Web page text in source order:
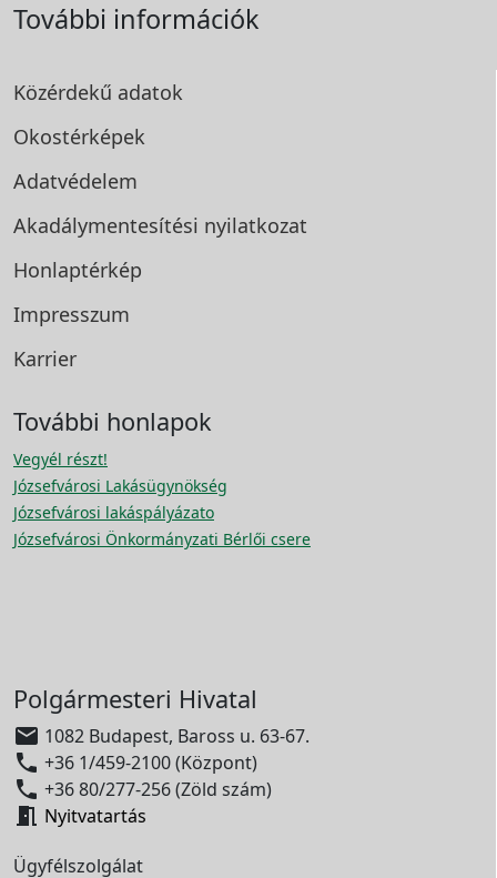
További információk
Közérdekű adatok
Okostérképek
Adatvédelem
Akadálymentesítési nyilatkozat
Honlaptérkép
Impresszum
Karrier
További honlapok
Vegyél részt!
Józsefvárosi Lakásügynökség
Józsefvárosi lakáspályázato
Józsefvárosi Önkormányzati Bérlői csere
Polgármesteri Hivatal
 1082 Budapest, Baross u. 63-67.
 +36 1/459-2100 (Központ)
 +36 80/277-256 (Zöld szám)
 Nyitvatartás
Ügyfélszolgálat